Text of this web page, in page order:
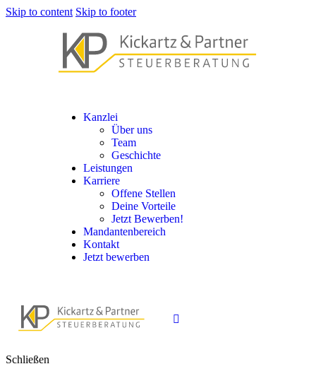
Skip to content Skip to footer
Kanzlei
Über uns
Team
Geschichte
Leistungen
Karriere
Offene Stellen
Deine Vorteile
Jetzt Bewerben!
Mandantenbereich
Kontakt
Jetzt bewerben
Schließen